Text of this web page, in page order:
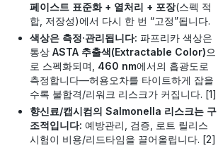
페이스트 표준화 + 열처리 + 포장(스펙 적
합, 저장성)에서 다시 한 번 “고정”됩니다.
색상은 측정·관리됩니다: 파프리카 색상은
통상 ASTA 추출색(Extractable Color)으
로 스펙화되며, 460 nm에서의 흡광도로
측정합니다—허용오차를 타이트하게 잡을
수록 불합격/리워크 리스크가 커집니다. [1]
향신료/캡시컴의 Salmonella 리스크는 구
조적입니다: 예방관리, 검증, 로트 릴리스
시험이 비용/리드타임을 끌어올립니다. [2]